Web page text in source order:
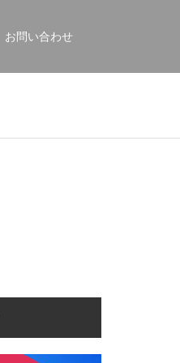
お問い合わせ